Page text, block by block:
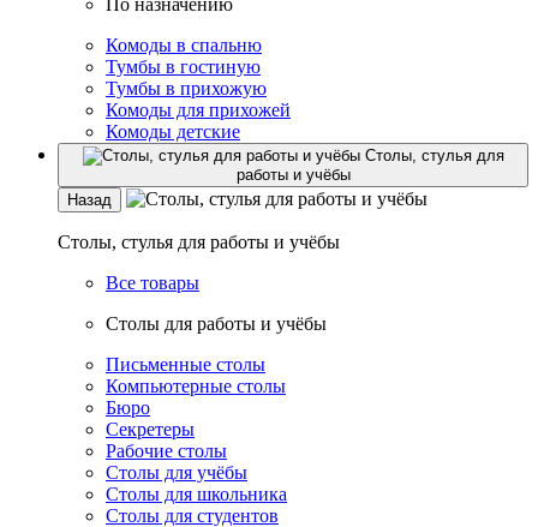
По назначению
Комоды в спальню
Тумбы в гостиную
Тумбы в прихожую
Комоды для прихожей
Комоды детские
Столы, стулья для
работы и учёбы
Назад
Столы, стулья для работы и учёбы
Все товары
Столы для работы и учёбы
Письменные столы
Компьютерные столы
Бюро
Секретеры
Рабочие столы
Столы для учёбы
Столы для школьника
Столы для студентов